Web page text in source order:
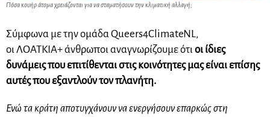
Πόσα κουήρ άτομα χρειάζονται για να σταματήσουν την κλιματική αλλαγή;
Σύμφωνα με την ομάδα Queers4ClimateNL ,
οι ΛΟΑΤΚΙΑ+άνθρωποι αναγνωρίζουμε ότι οι ίδιες
δυνάμεις που επιτίθενται στις κοινότητες μας είναι επίσης
αυτές που εξαντλούν τον πλανήτη.
Ενώ τα κράτη αποτυγχάνουν να ενεργήσουν επαρκώς στη